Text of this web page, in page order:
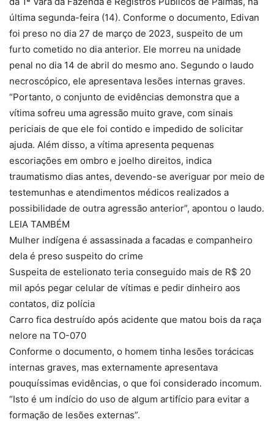
última segunda-feira (14). Conforme o documento, Edivan
foi preso no dia 27 de março de 2023, suspeito de um
furto cometido no dia anterior. Ele morreu na unidade
penal no dia 14 de abril do mesmo ano. Segundo o laudo
necroscópico, ele apresentava lesões internas graves.
“Portanto, o conjunto de evidências demonstra que a
vítima sofreu uma agressão muito grave, com sinais
periciais de que ele foi contido e impedido de solicitar
ajuda. Além disso, a vítima apresenta pequenas
escoriações em ombro e joelho direitos, indica
traumatismo dias antes, devendo-se averiguar por meio de
testemunhas e atendimentos médicos realizados a
possibilidade de outra agressão anterior”, apontou o laudo.
LEIA TAMBÉM
Mulher indígena é assassinada a facadas e companheiro
dela é preso suspeito do crime
Suspeita de estelionato teria conseguido mais de R$ 20
mil após pegar celular de vítimas e pedir dinheiro aos
contatos, diz polícia
Carro fica destruído após acidente que matou bois da raça
nelore na TO-070
Conforme o documento, o homem tinha lesões torácicas
internas graves, mas externamente apresentava
pouquíssimas evidências, o que foi considerado incomum.
“Isto é um indício do uso de algum artifício para evitar a
formação de lesões externas”.